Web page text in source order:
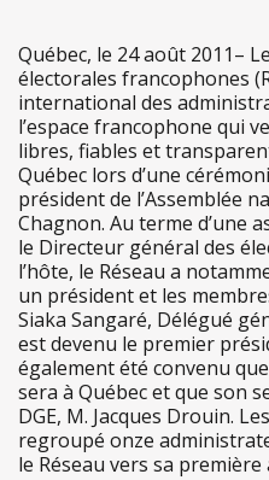
Québec, le 24 août 2011–
électorales francophones
international des
l’espace francophone qui
libres, fiables et
Québec lors d’une
président de l’Assemblée
Chagnon. Au terme d’une
le Directeur général des
l’hôte, le Réseau a
un président et les
Siaka Sangaré, Délégué
est devenu le premier
également été convenu
sera à Québec et que son
DGE, M. Jacques Drouin.
regroupé onze
le Réseau vers sa